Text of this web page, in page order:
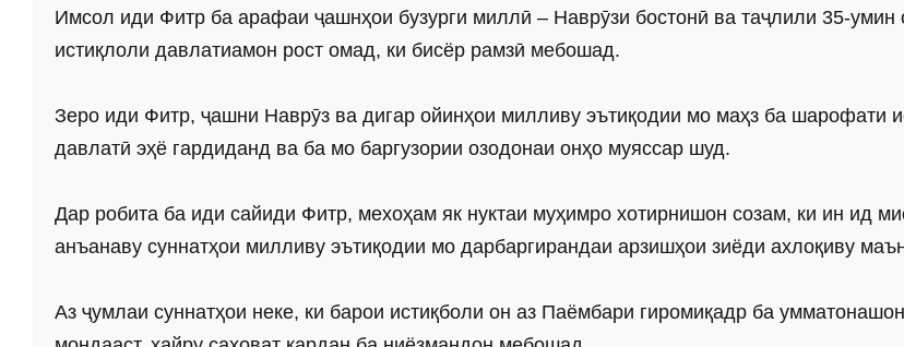
Имсол иди Фитр ба арафаи ҷашнҳои бузурги миллӣ – Наврӯзи бостонӣ ва таҷлили 35-умин
истиқлоли давлатиамон рост омад, ки бисёр рамзӣ мебошад.
Зеро иди Фитр, ҷашни Наврӯз ва дигар ойинҳои милливу эътиқодии мо маҳз ба шарофати
давлатӣ эҳё гардиданд ва ба мо баргузории озодонаи онҳо муяссар шуд.
Дар робита ба иди сайиди Фитр, мехоҳам як нуктаи муҳимро хотирнишон созам, ки ин ид
анъанаву суннатҳои милливу эътиқодии мо дарбаргирандаи арзишҳои зиёди ахлоқиву
Аз ҷумлаи суннатҳои неке, ки барои истиқболи он аз Паёмбари гиромиқадр ба